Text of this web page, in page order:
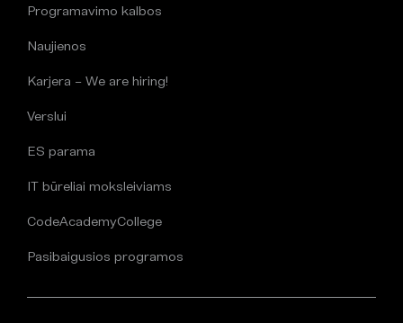
Programavimo kalbos
Naujienos
Karjera – We are hiring!
Verslui
ES parama
IT būreliai moksleiviams
CodeAcademyCollege
Pasibaigusios programos